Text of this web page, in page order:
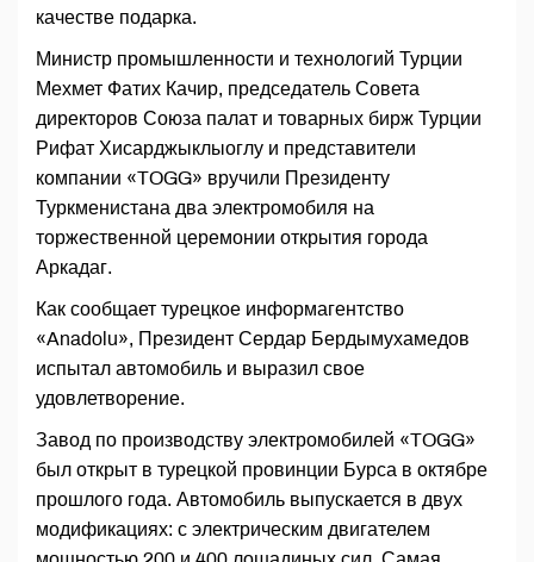
качестве подарка.
Министр промышленности и технологий Турции
Мехмет Фатих Качир, председатель Совета
директоров Союза палат и товарных бирж Турции
Рифат Хисарджыклыоглу и представители
компании «TOGG» вручили Президенту
Туркменистана два электромобиля на
торжественной церемонии открытия города
Аркадаг.
Как сообщает турецкое информагентство
«Anadolu», Президент Сердар Бердымухамедов
испытал автомобиль и выразил свое
удовлетворение.
Завод по производству электромобилей «TOGG»
был открыт в турецкой провинции Бурса в октябре
прошлого года. Автомобиль выпускается в двух
модификациях: с электрическим двигателем